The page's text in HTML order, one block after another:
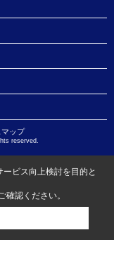
ップ
reserved.
ビス向上検討を目的と
確認ください。